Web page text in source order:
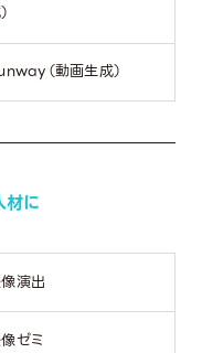
（動画生成）
材に
演出
ゼミ